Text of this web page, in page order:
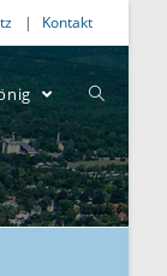
Kontakt